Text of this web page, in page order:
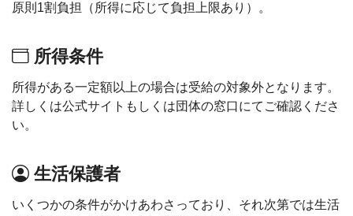
原則1割負担（所得に応じて負担上限あり）。
所得条件
所得がある一定額以上の場合は受給の対象外となります。
詳しくは公式サイトもしくは団体の窓口にてご確認くださ
い。
生活保護者
いくつかの条件がかけあわさっており、それ次第では生活